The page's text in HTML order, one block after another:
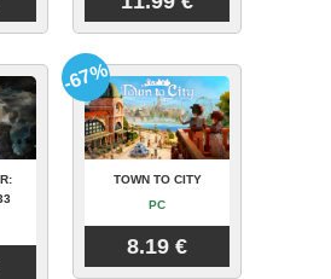
TOWN TO CITY
PC
8.19 €
-67%